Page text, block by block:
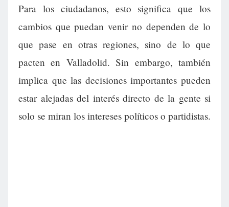
Para los ciudadanos, esto significa que los
cambios que puedan venir no dependen de lo
que pase en otras regiones, sino de lo que
pacten en Valladolid. Sin embargo, también
implica que las decisiones importantes pueden
estar alejadas del interés directo de la gente si
solo se miran los intereses políticos o partidistas.